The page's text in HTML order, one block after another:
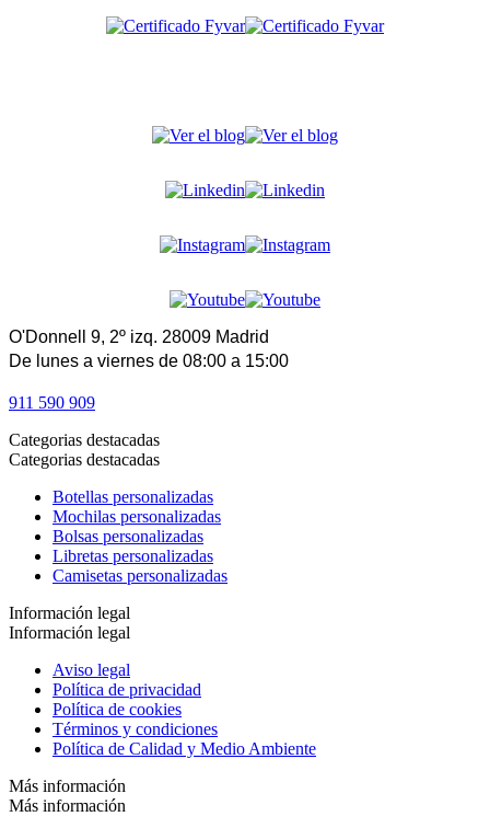
O'Donnell 9, 2º izq. 28009 Madrid
De lunes a viernes de 08:00 a 15:00
911 590 909
Categorias destacadas
Categorias destacadas
Botellas personalizadas
Mochilas personalizadas
Bolsas personalizadas
Libretas personalizadas
Camisetas personalizadas
Información legal
Información legal
Aviso legal
Política de privacidad
Política de cookies
Términos y condiciones
Política de Calidad y Medio Ambiente
Más información
Más información